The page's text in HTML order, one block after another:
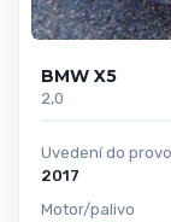
BMW X5
2,0
Uvedení do
2017
Motor/palivo